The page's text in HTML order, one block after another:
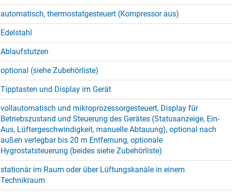
automatisch, thermostatgesteuert (Kompressor aus)
Edelstahl
Ablaufstutzen
optional (siehe Zubehörliste)
Tipptasten und Display im Gerät
vollautomatisch und mikroprozessorgesteuert, Display für
Betriebszustand und Steuerung des Gerätes (Statusanzeige, Ein-
Aus, Lüftergeschwindigkeit, manuelle Abtauung), optional nach
außen verlegbar bis 20 m Entfernung, optionale
Hygrostatsteuerung (beides siehe Zubehörliste)
stationär im Raum oder über Lüftungskanäle in einem
Technikraum